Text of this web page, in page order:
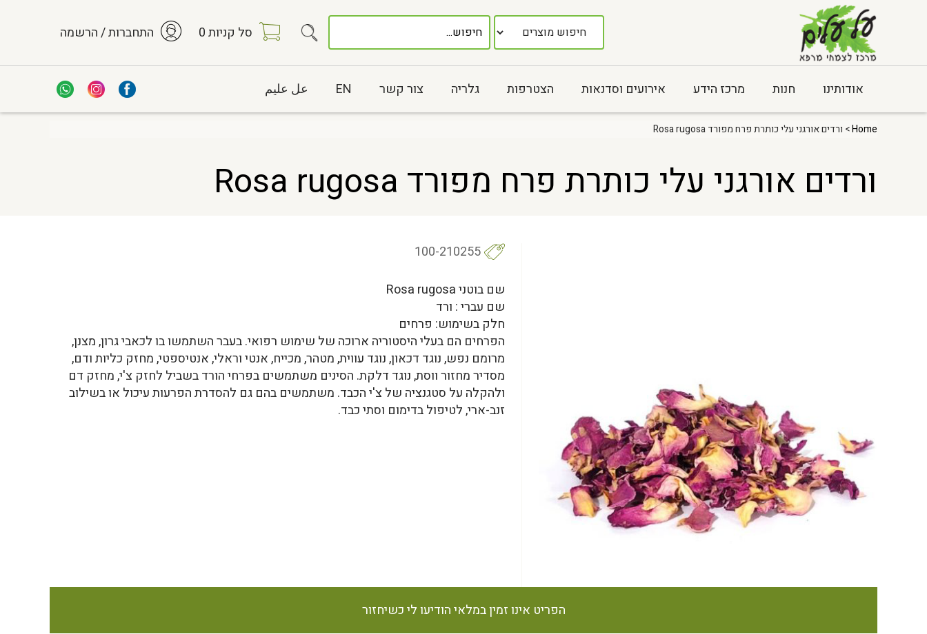
סל קניות0 התחברות / הרשמה
אודותינו חנות מרכז הידע אירועים וסדנאות הצטרפות גלריה צור קשר EN عل عليم
Home> ורדים אורגני עלי כותרת פרח מפורד Rosa rugosa
ורדים אורגני עלי כותרת פרח מפורד Rosa rugosa
100-210255
שם בוטני Rosa rugosa
שם עברי : ורד
חלק בשימוש: פרחים
הפרחים הם בעלי היסטוריה ארוכה של שימוש רפואי. בעבר השתמשו בו לכאבי גרון, מצנן,
מרומם נפש, נוגד דכאון, נוגד עווית, מטהר, מכייח, אנטי וראלי, אנטיספטי, מחזק כליות ודם,
מסדיר מחזור ווסת, נוגד דלקת. הסינים משתמשים בפרחי הורד בשביל לחזק צ'י, מחזק דם
ולהקלה על סטגנציה של צ'י הכבד. משתמשים בהם גם להסדרת הפרעות עיכול או בשילוב
זנב-ארי, לטיפול בדימום וסתי כבד.
הפריט אינו זמין במלאי הודיעו לי כשיחזור